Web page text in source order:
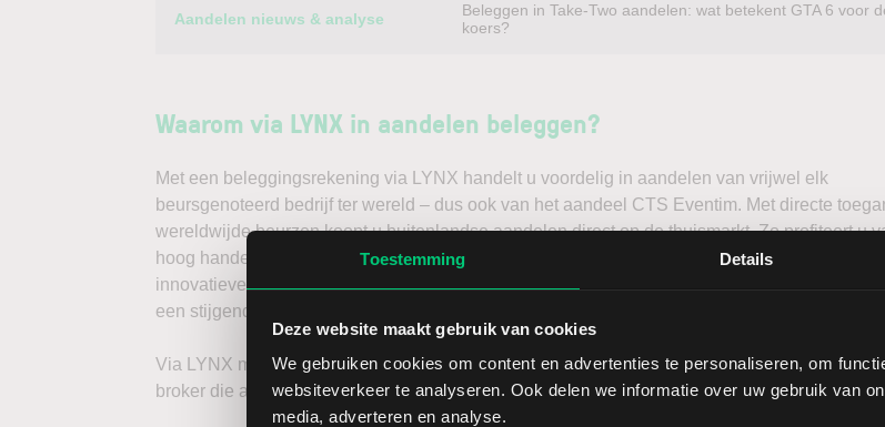
Toestemming Details
Deze website maakt gebruik van cookies
We gebruiken cookies om content en advertenties te personaliseren, om
websiteverkeer te analyseren. Ook delen we informatie over uw gebruik van
media, adverteren en analyse.
Aandelen nieuws & analyse
Beleggen in Take-Two aandelen: wat betekent GTA 6 voor
koers?
Waarom via LYNX in aandelen beleggen?
Met een beleggingsrekening via LYNX handelt u voordelig in aandelen van vrijwel elk
beursgenoteerd bedrijf ter wereld – dus ook van het aandeel CTS Eventim. Met directe
wereldwijde beurzen koopt u buitenlandse aandelen direct op de thuismarkt. Zo profiteert u
hoog handelsvolume en een lage spread. Handelen doet u daarnaast via een stabiel platform
innovatieve trading tools, waarmee u direct gedegen analyses kunt maken. Belegt u met het
een stijgende koers door long te gaan, of verwacht u een dalende koers en gaat u short*?
Via LYNX maakt u de volgende stap in beleggen. Ontdek alle voordelen van beleggen via
broker die aandelenbeleggers serieus neemt.